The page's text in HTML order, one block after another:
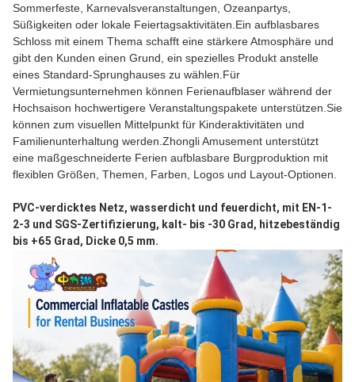
Sommerfeste, Karnevalsveranstaltungen, Ozeanpartys,
Süßigkeiten oder lokale Feiertagsaktivitäten.Ein aufblasbares
Schloss mit einem Thema schafft eine stärkere Atmosphäre und
gibt den Kunden einen Grund, ein spezielles Produkt anstelle
eines Standard-Sprunghauses zu wählen.Für
Vermietungsunternehmen können Ferienaufblaser während der
Hochsaison hochwertigere Veranstaltungspakete unterstützen.Sie
können zum visuellen Mittelpunkt für Kinderaktivitäten und
Familienunterhaltung werden.Zhongli Amusement unterstützt
eine maßgeschneiderte Ferien aufblasbare Burgproduktion mit
flexiblen Größen, Themen, Farben, Logos und Layout-Optionen.
PVC-verdicktes Netz, wasserdicht und feuerdicht, mit EN-1-
2-3 und SGS-Zertifizierung, kalt- bis -30 Grad, hitzebeständig
bis +65 Grad, Dicke 0,5 mm.